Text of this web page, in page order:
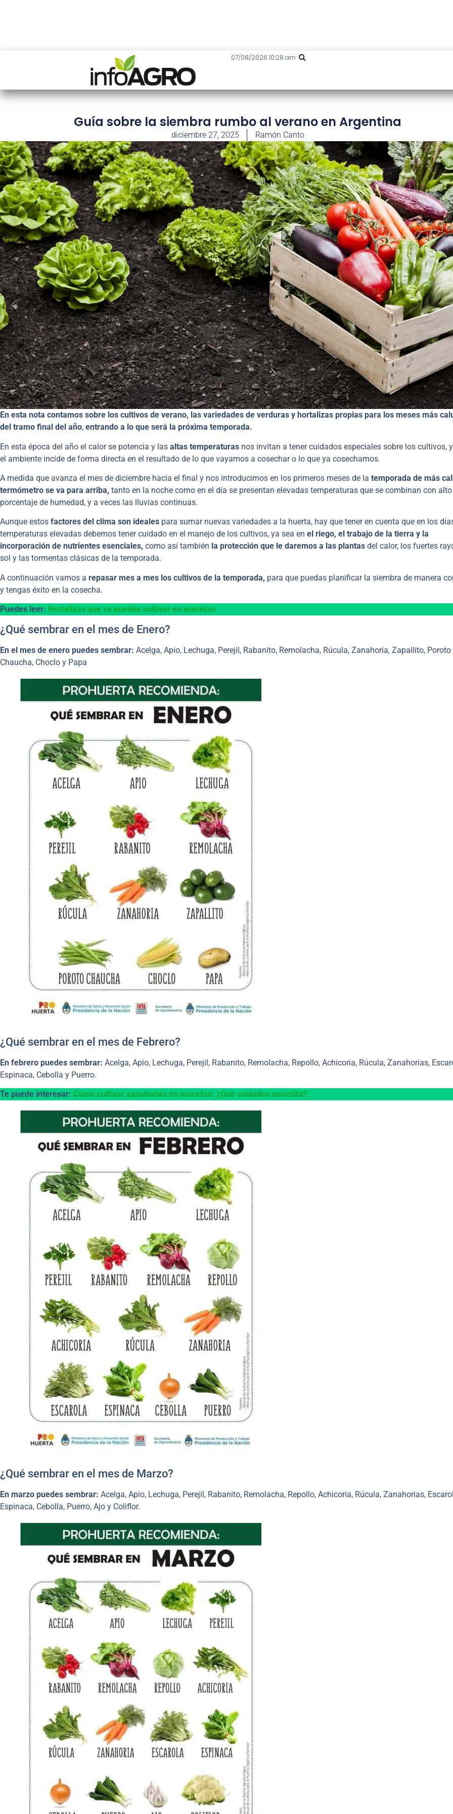
07/08/2026 10:28 am
Guía sobre la siembra rumbo al verano en Argentina
diciembre 27, 2025 Ramón Canto
En esta nota contamos sobre los cultivos de verano, las variedades de verduras y hortalizas propias para los meses más
del tramo final del año, entrando a lo que será la próxima temporada.
En esta época del año el calor se potencia y las altas temperaturas nos invitan a tener cuidados especiales sobre los cultivos,
el ambiente incide de forma directa en el resultado de lo que vayamos a cosechar o lo que ya cosechamos.
A medida que avanza el mes de diciembre hacia el final y nos introducimos en los primeros meses de la temporada de más
termómetro se va para arriba, tanto en la noche como en el día se presentan elevadas temperaturas que se combinan con alto
porcentaje de humedad, y a veces las lluvias continuas.
Aunque estos factores del clima son ideales para sumar nuevas variedades a la huerta, hay que tener en cuenta que en los
temperaturas elevadas debemos tener cuidado en el manejo de los cultivos, ya sea en el riego, el trabajo de la tierra y la
incorporación de nutrientes esenciales, como así también la protección que le daremos a las plantas del calor, los fuertes
sol y las tormentas clásicas de la temporada.
A continuación vamos a repasar mes a mes los cultivos de la temporada, para que puedas planificar la siembra de manera
y tengas éxito en la cosecha.
Puedes leer: Hortalizas que se pueden cultivar en macetas
¿Qué sembrar en el mes de Enero?
En el mes de enero puedes sembrar: Acelga, Apio, Lechuga, Perejil, Rabanito, Remolacha, Rúcula, Zanahoria, Zapallito, Poroto
Chaucha, Choclo y Papa
¿Qué sembrar en el mes de Febrero?
En febrero puedes sembrar: Acelga, Apio, Lechuga, Perejil, Rabanito, Remolacha, Repollo, Achicoria, Rúcula, Zanahorias,
Espinaca, Cebolla y Puerro.
Te puede interesar: Cómo cultivar zanahorias en macetas: ¿Qué cuidados necesita?
¿Qué sembrar en el mes de Marzo?
En marzo puedes sembrar: Acelga, Apio, Lechuga, Perejil, Rabanito, Remolacha, Repollo, Achicoria, Rúcula, Zanahorias,
Espinaca, Cebolla, Puerro, Ajo y Coliflor.